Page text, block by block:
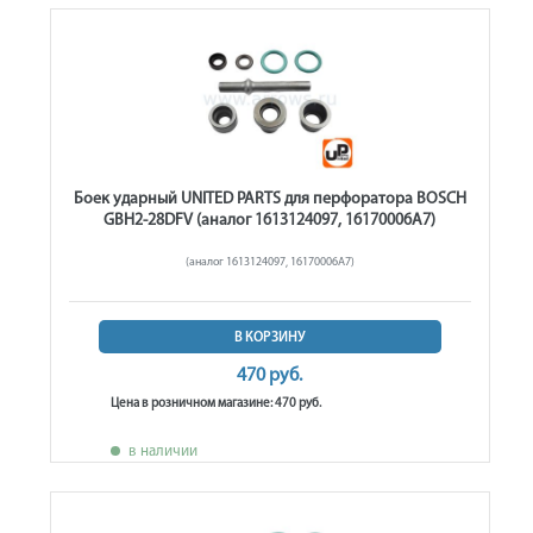
Боек ударный UNITED PARTS для перфоратора BOSCH
GBH2-28DFV (аналог 1613124097, 16170006A7)
(аналог 1613124097, 16170006A7)
В КОРЗИНУ
470 руб.
Цена в розничном магазине: 470 руб.
в наличии